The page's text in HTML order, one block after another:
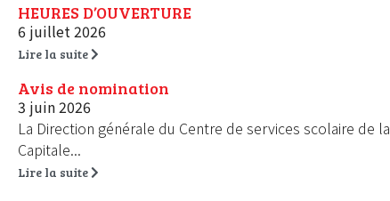
HEURES D’OUVERTURE
6 juillet 2026
Lire la suite
Avis de nomination
3 juin 2026
La Direction générale du Centre de services scolaire de la
Capitale...
Lire la suite